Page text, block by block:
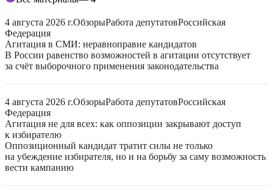
4 августа 2026 г.ОбзорыРабота депутатовРоссийская
Федерация
Агитация в СМИ: неравноправие кандидатов
В России равенство возможностей в агитации отсутствует
за счёт выборочного применения законодательства
4 августа 2026 г.ОбзорыРабота депутатовРоссийская
Федерация
Агитация не для всех: как оппозиции закрывают доступ
к избирателю
Оппозиционный кандидат тратит силы не только
на убеждение избирателя, но и на борьбу за саму возможность
вести кампанию